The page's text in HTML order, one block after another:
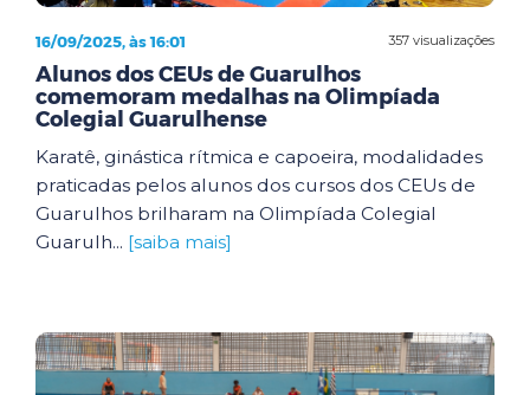
357 visualizações
16/09/2025, às 16:01
Alunos dos CEUs de Guarulhos
comemoram medalhas na Olimpíada
Colegial Guarulhense
Karatê, ginástica rítmica e capoeira, modalidades
praticadas pelos alunos dos cursos dos CEUs de
Guarulhos brilharam na Olimpíada Colegial
Guarulh... [saiba mais]